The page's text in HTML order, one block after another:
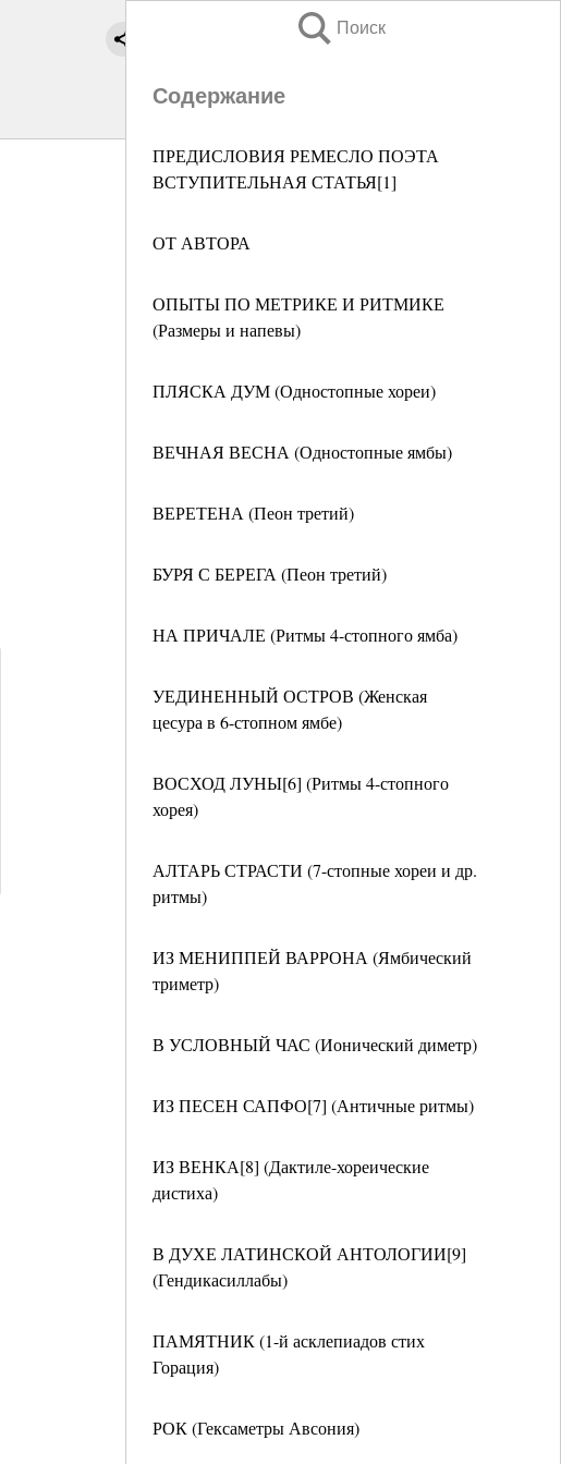
Поиск
Содержание
ПРЕДИСЛОВИЯ РЕМЕСЛО ПОЭТА
ВСТУПИТЕЛЬНАЯ СТАТЬЯ[1]
ОТ АВТОРА
ОПЫТЫ ПО МЕТРИКЕ И РИТМИКЕ
(Размеры и напевы)
ПЛЯСКА ДУМ (Одностопные хореи)
ВЕЧНАЯ ВЕСНА (Одностопные ямбы)
ВЕРЕТЕНА (Пеон третий)
БУРЯ С БЕРЕГА (Пеон третий)
НА ПРИЧАЛЕ (Ритмы 4-стопного ямба)
УЕДИНЕННЫЙ ОСТРОВ (Женская
цесура в 6-стопном ямбе)
ВОСХОД ЛУНЫ[6] (Ритмы 4-стопного
хорея)
АЛТАРЬ СТРАСТИ (7-стопные хореи и др.
ритмы)
ИЗ МЕНИППЕЙ ВАРРОНА (Ямбический
триметр)
В УСЛОВНЫЙ ЧАС (Ионический диметр)
ИЗ ПЕСЕН САПФО[7] (Античные ритмы)
ИЗ ВЕНКА[8] (Дактиле-хореические
дистиха)
В ДУХЕ ЛАТИНСКОЙ АНТОЛОГИИ[9]
(Гендикасиллабы)
ПАМЯТНИК (1-й асклепиадов стих
Горация)
РОК (Гексаметры Авсония)